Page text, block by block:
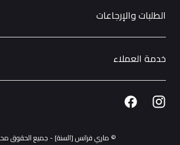
الطلبات والإرجاعات
خدمة العملاء
© ماري فرانس [السنة] - جميع الحقوق